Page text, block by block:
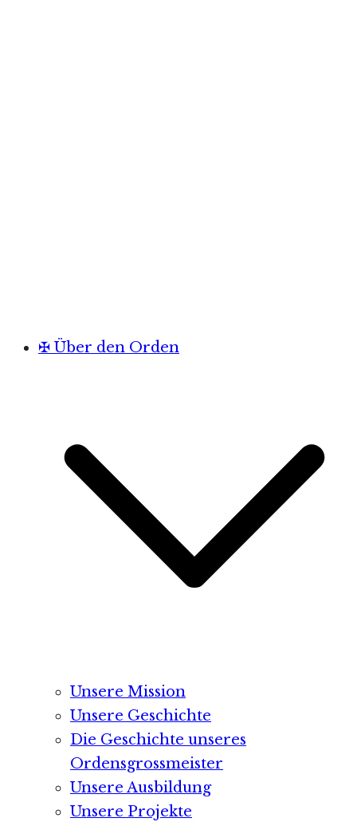
✠ Über den Orden
Unsere Mission
Unsere Geschichte
Die Geschichte unseres
Ordensgrossmeister
Unsere Ausbildung
Unsere Projekte